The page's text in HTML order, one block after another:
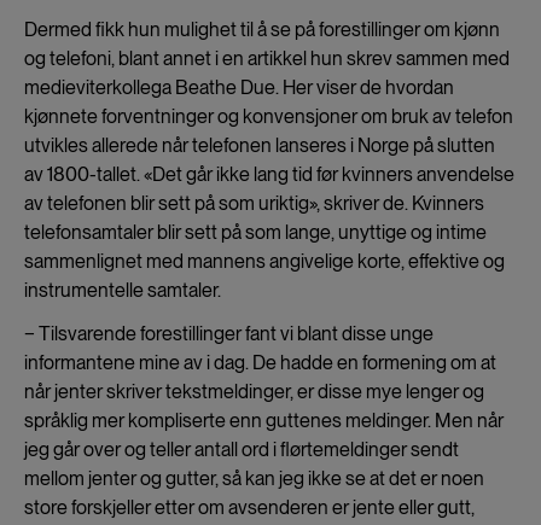
Dermed fikk hun mulighet til å se på forestillinger om kjønn
og telefoni, blant annet i en artikkel hun skrev sammen med
medieviterkollega Beathe Due. Her viser de hvordan
kjønnete forventninger og konvensjoner om bruk av telefon
utvikles allerede når telefonen lanseres i Norge på slutten
av 1800-tallet. «Det går ikke lang tid før kvinners anvendelse
av telefonen blir sett på som uriktig», skriver de. Kvinners
telefonsamtaler blir sett på som lange, unyttige og intime
sammenlignet med mannens angivelige korte, effektive og
instrumentelle samtaler.
− Tilsvarende forestillinger fant vi blant disse unge
informantene mine av i dag. De hadde en formening om at
når jenter skriver tekstmeldinger, er disse mye lenger og
språklig mer kompliserte enn guttenes meldinger. Men når
jeg går over og teller antall ord i flørtemeldinger sendt
mellom jenter og gutter, så kan jeg ikke se at det er noen
store forskjeller etter om avsenderen er jente eller gutt,